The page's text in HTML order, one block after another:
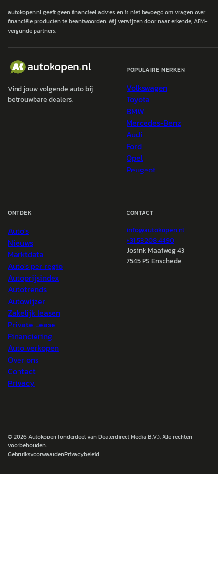
autokopen.nl geeft geen financieel advies en is niet bevoegd om vragen over
financiële producten te beantwoorden. Wij verwijzen door naar erkende, AFM-
vergunde partners.
Vind jouw volgende auto bij
betrouwbare dealers.
POPULAIRE MERKEN
Volkswagen
Toyota
BMW
Mercedes-Benz
Audi
Ford
Opel
Peugeot
ONTDEK
Auto's
Nieuws
Marktdata
Auto's per regio
Autoprijsindex
Autotrends
Autowijzer
Zakelijk leasen
Private Lease
Financiering
Auto verkopen
Over ons
Contact
Privacy
CONTACT
info@autokopen.nl
+31 53 208 4490
Josink Maatweg 43
7545 PS Enschede
© 2026Autokopen(onderdeel van Dealerdirect Media B.V.). Alle rechten
voorbehouden.
GebruiksvoorwaardenPrivacybeleid